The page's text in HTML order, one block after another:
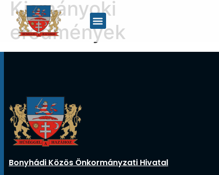
Kismányoki
eredmények
Bonyhádi Közös Önkormányzati Hivatal